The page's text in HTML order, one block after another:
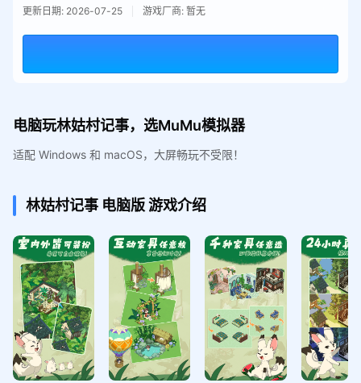
更新日期: 2026-07-25 游戏厂商: 暂无
电脑玩林姑村记事，选MuMu模拟器
适配 Windows 和 macOS，大屏畅玩不受限！
林姑村记事 电脑版游戏介绍